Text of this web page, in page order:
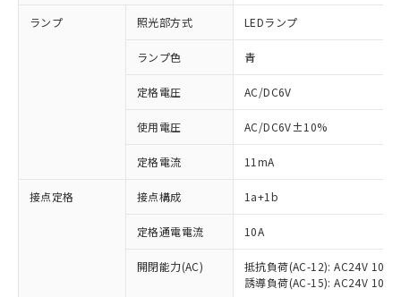
ランプ 照光部方式 LEDランプ
ランプ色 青
定格電圧 AC/DC6V
使用電圧 AC/DC6V±10%
定格電流 11mA
接点定格 接点構成 1a+1b
定格通電電流 10A
開閉能力(AC)
抵抗負荷(AC-12): AC24V 10A/
誘導負荷(AC-15): AC24V
ご利用条件
ご利用ください。
非含有に対応した製品が提供可能な商品で
有に対応した製品に切り替える予定のある
対応予定なし：EU RoHS指令（10物質）の
非含有に非対応の商品で、対応品を出す予
定はありません。
調査・確認中：EU RoHS指令（10物質）の